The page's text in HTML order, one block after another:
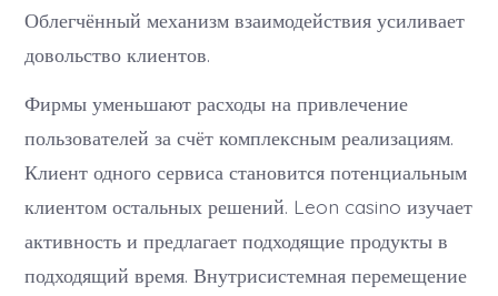
Облегчённый механизм взаимодействия усиливает
довольство клиентов.
Фирмы уменьшают расходы на привлечение
пользователей за счёт комплексным реализациям.
Клиент одного сервиса становится потенциальным
клиентом остальных решений. Leon casino изучает
активность и предлагает подходящие продукты в
подходящий время. Внутрисистемная перемещение